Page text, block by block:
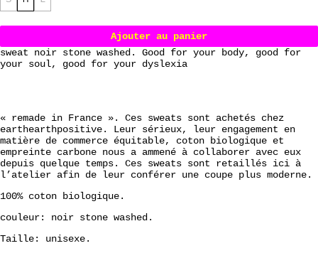
sweat noir stone washed. Good for your body, good for
your soul, good for your dyslexia
Ajouter au panier
« remade in France ». Ces sweats sont achetés chez
earthearthpositive. Leur sérieux, leur engagement en
matière de commerce équitable, coton biologique et
empreinte carbone nous a ammené à collaborer avec eux
depuis quelque temps. Ces sweats sont retaillés ici à
l’atelier afin de leur conférer une coupe plus moderne.
100% coton biologique.
couleur: noir stone washed.
Taille: unisexe.